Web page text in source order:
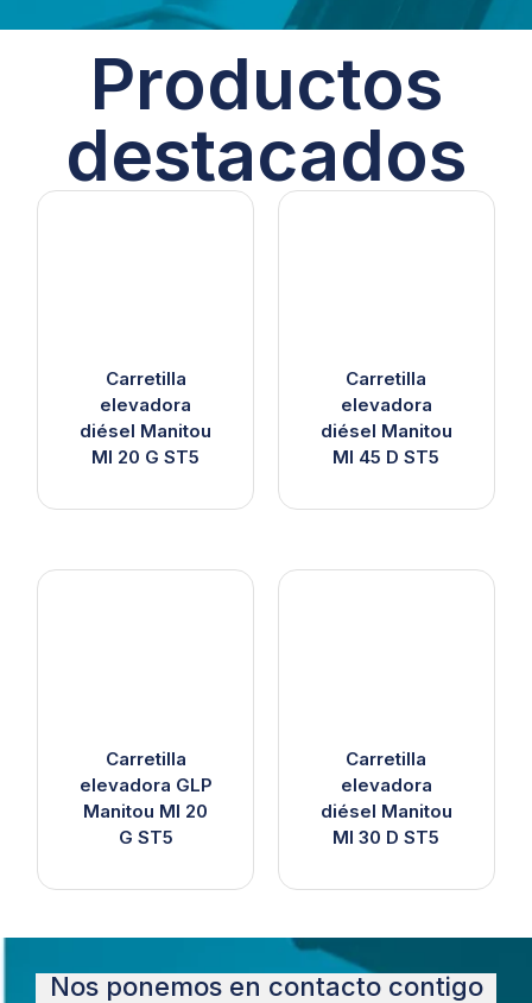
Productos
destacados
Carretilla
elevadora
diésel Manitou
MI 20 G ST5
Carretilla
elevadora
diésel Manitou
MI 45 D ST5
Carretilla
elevadora GLP
Manitou MI 20
G ST5
Carretilla
elevadora
diésel Manitou
MI 30 D ST5
Nos ponemos en contacto contigo